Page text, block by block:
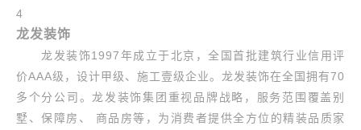
4
龙发装饰
龙发装饰1997年成立于北京，全国首批建筑行业信用评
价AAA级，设计甲级、施工壹级企业。龙发装饰在全国拥有70
多个分公司。龙发装饰集团重视品牌战略，服务范围覆盖别
墅、保障房、 商品房等，为消费者提供全方位的精装品质家